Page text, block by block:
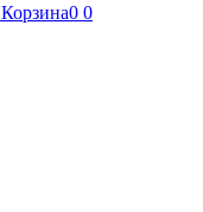
Корзина0 0